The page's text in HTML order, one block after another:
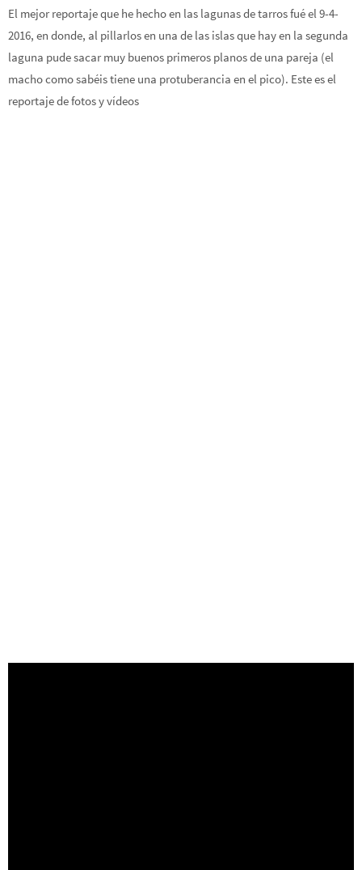
El mejor reportaje que he hecho en las lagunas de tarros fué el 9-4-
2016, en donde, al pillarlos en una de las islas que hay en la segunda
laguna pude sacar muy buenos primeros planos de una pareja (el
macho como sabéis tiene una protuberancia en el pico). Este es el
reportaje de fotos y vídeos